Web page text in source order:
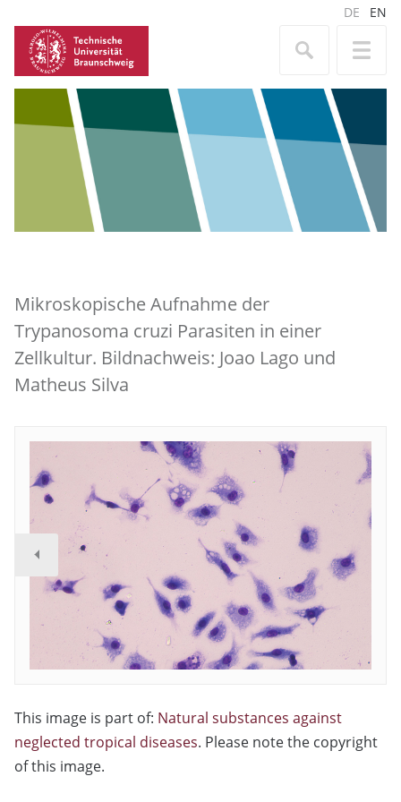
DE EN
Mikroskopische Aufnahme der
Trypanosoma cruzi Parasiten in einer
Zellkultur. Bildnachweis: Joao Lago und
Matheus Silva
This image is part of: Natural substances against
neglected tropical diseases. Please note the copyright
of this image.